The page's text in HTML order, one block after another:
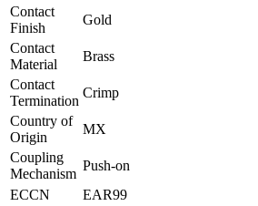
Contact
Finish
Gold
Contact
Material
Brass
Contact
Termination
Crimp
Country of
Origin
MX
Coupling
Mechanism
Push-on
ECCN
EAR99